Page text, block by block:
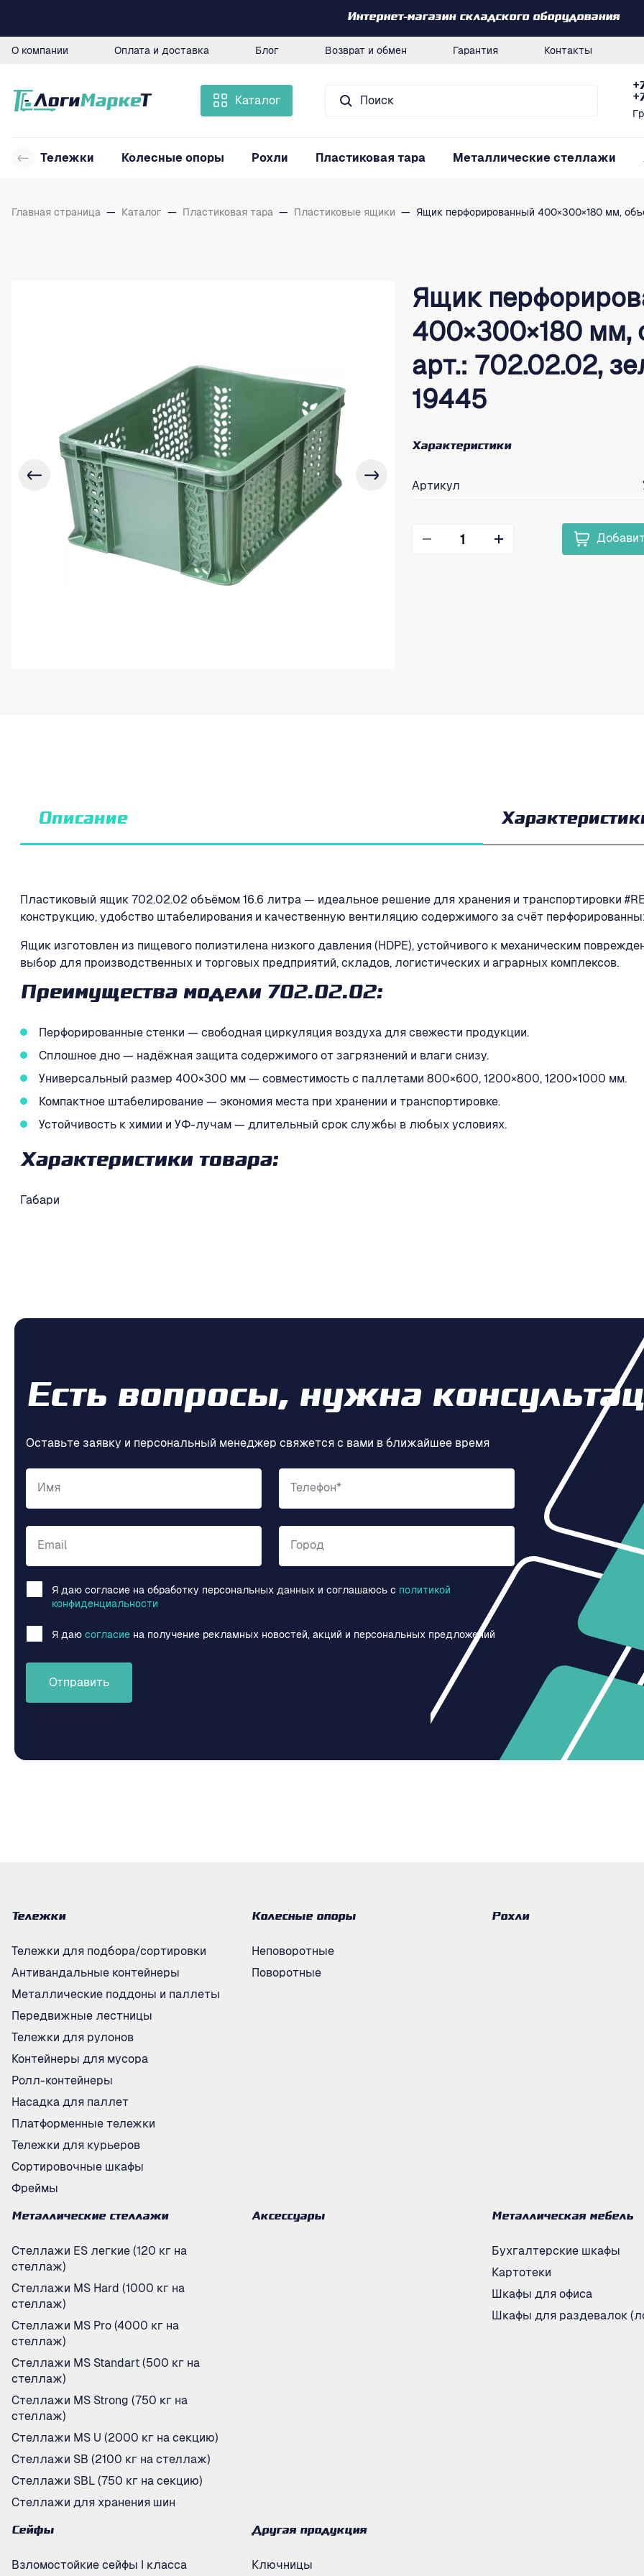
Интернет-магазин складского оборудования
О компании Оплата и доставка Блог Возврат и обмен Гарантия Контакты
Каталог
Тележки Колесные опоры Рохли Пластиковая тара Металлические стеллажи
Главная страница — Каталог — Пластиковая тара — Пластиковые ящики — Ящик перфорированный 400×300×180 мм,
Ящик
400×300×180 мм,
арт.: 702.02.02,
19445
Характеристики
Артикул
Описание
Пластиковый ящик 702.02.02 объёмом 16.6 литра — идеальное решение для хранения и транспортировки
конструкцию, удобство штабелирования и качественную вентиляцию содержимого за счёт
Ящик изготовлен из пищевого полиэтилена низкого давления (HDPE), устойчивого к механическим
выбор для производственных и торговых предприятий, складов, логистических и аграрных комплексов.
Преимущества модели 702.02.02:
Перфорированные стенки — свободная циркуляция воздуха для свежести продукции.
Сплошное дно — надёжная защита содержимого от загрязнений и влаги снизу.
Универсальный размер 400×300 мм — совместимость с паллетами 800×600, 1200×800, 1200×1000 мм.
Компактное штабелирование — экономия места при хранении и транспортировке.
Устойчивость к химии и УФ-лучам — длительный срок службы в любых условиях.
Характеристики товара:
Габари
Есть вопросы, нужна
Оставьте заявку и персональный менеджер свяжется с вами в ближайшее время
Имя Телефон*
Email Город
Я даю согласие на обработку персональных данных и соглашаюсь c политикой
конфиденциальности
Я даю согласие на получение рекламных новостей, акций и персональных предложений
Отправить
Тележки
Тележки для подбора/сортировки
Антивандальные контейнеры
Металлические поддоны и паллеты
Передвижные лестницы
Тележки для рулонов
Контейнеры для мусора
Ролл-контейнеры
Насадка для паллет
Платформенные тележки
Тележки для курьеров
Сортировочные шкафы
Фреймы
Колесные опоры
Неповоротные
Поворотные
Рохли
Металлические стеллажи
Стеллажи ES легкие (120 кг на
стеллаж)
Стеллажи MS Hard (1000 кг на
стеллаж)
Стеллажи MS Pro (4000 кг на
стеллаж)
Стеллажи MS Standart (500 кг на
стеллаж)
Стеллажи MS Strong (750 кг на
стеллаж)
Стеллажи MS U (2000 кг на секцию)
Стеллажи SB (2100 кг на стеллаж)
Стеллажи SBL (750 кг на секцию)
Стеллажи для хранения шин
Аксессуары Металлическая мебель
Бухгалтерские шкафы
Картотеки
Шкафы для офиса
Шкафы для раздевалок
Сейфы
Взломостойкие сейфы I класса
Другая продукция
Ключницы